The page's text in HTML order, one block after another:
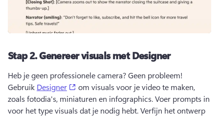
Stap 2.Genereer visuals met Designer
Heb je geen professionele camera?
Gebruik Designer (opens in a new tab)
om visuals voor je video te maken,
zoals fotodia's, miniaturen en infographics. Voer prompts in
voor het type visuals dat je nodig hebt. Verfijn het ontwerp